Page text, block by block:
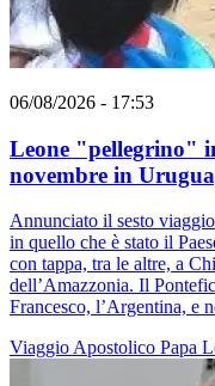
06/08/2026 - 17:53
Leone "pellegrino"
novembre in
Annunciato il sesto
in quello che è stato il
con tappa, tra le altre, a
dell’Amazzonia. Il
Francesco, l’Argentina, e
Viaggio Apostolico Papa